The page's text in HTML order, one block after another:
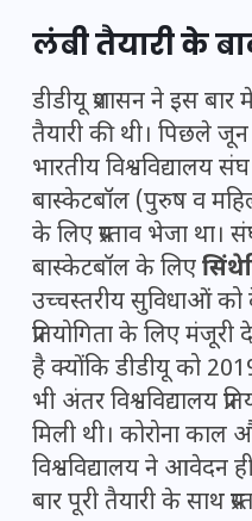
लंबी तैयारी के
डीडीयू प्रशासन ने इस
तैयारी की थी। पिछले जून
भारतीय विश्वविद्यालय
बास्केटबॉल (पुरुष व
के लिए प्रस्ताव भेजा था।
बास्केटबॉल के लिए
उच्चस्तरीय सुविधाओं को
प्रतियोगिता के लिए
है क्योंकि डीडीयू को
भी अंतर विश्वविद्यालय
मिली थी। कोरोना
विश्वविद्यालय ने आवेदन
बार पूरी तैयारी के साथ